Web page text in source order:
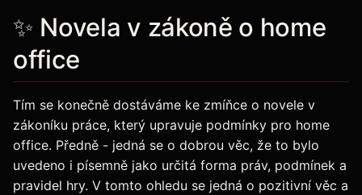
✨ Novela v zákoně o home
office
Tím se konečně dostáváme ke zmíňce o novele v
zákoníku práce, který upravuje podmínky pro home
office. Předně - jedná se o dobrou věc, že to bylo
uvedeno i písemně jako určitá forma práv, podmínek a
pravidel hry. V tomto ohledu se jedná o pozitivní věc a